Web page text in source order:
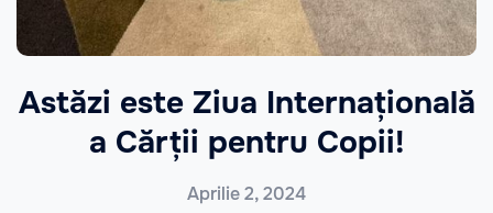
Astăzi este Ziua Internațională
a Cărții pentru Copii!
Aprilie 2, 2024